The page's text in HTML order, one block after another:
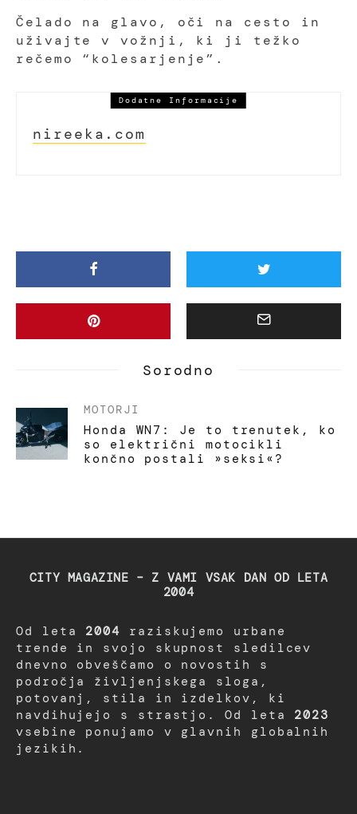
Čelado na glavo, oči na cesto in
uživajte v vožnji, ki ji težko
rečemo “kolesarjenje”.
Dodatne Informacije
nireeka.com
Sorodno
MOTORJI
Honda WN7: Je to trenutek, ko
so električni motocikli
končno postali »seksi«?
CITY MAGAZINE – Z VAMI VSAK DAN OD LETA
2004
Od leta 2004 raziskujemo urbane
trende in svojo skupnost sledilcev
dnevno obveščamo o novostih s
področja življenjskega sloga,
potovanj, stila in izdelkov, ki
navdihujejo s strastjo. Od leta 2023
vsebine ponujamo v glavnih globalnih
jezikih.